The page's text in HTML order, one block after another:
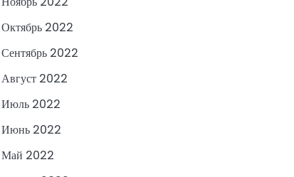
Октябрь 2022
Сентябрь 2022
Август 2022
Июль 2022
Июнь 2022
Май 2022